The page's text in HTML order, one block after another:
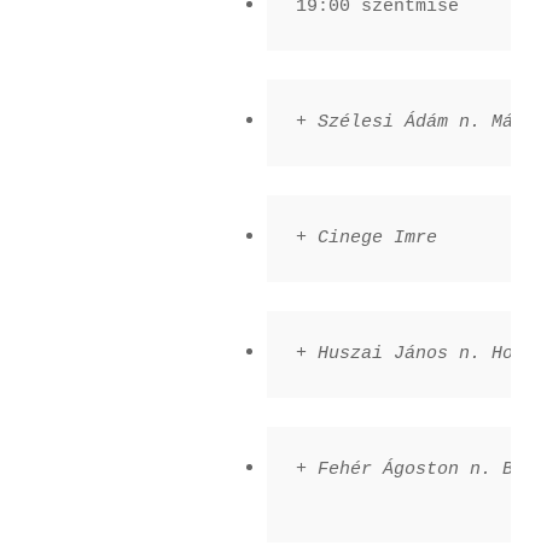
19:00 szentmise
+ Szélesi Ádám n.
+ Cinege Imre
+ Huszai János n.
+ Fehér Ágoston n.